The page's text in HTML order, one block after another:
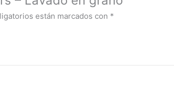
están marcados con *